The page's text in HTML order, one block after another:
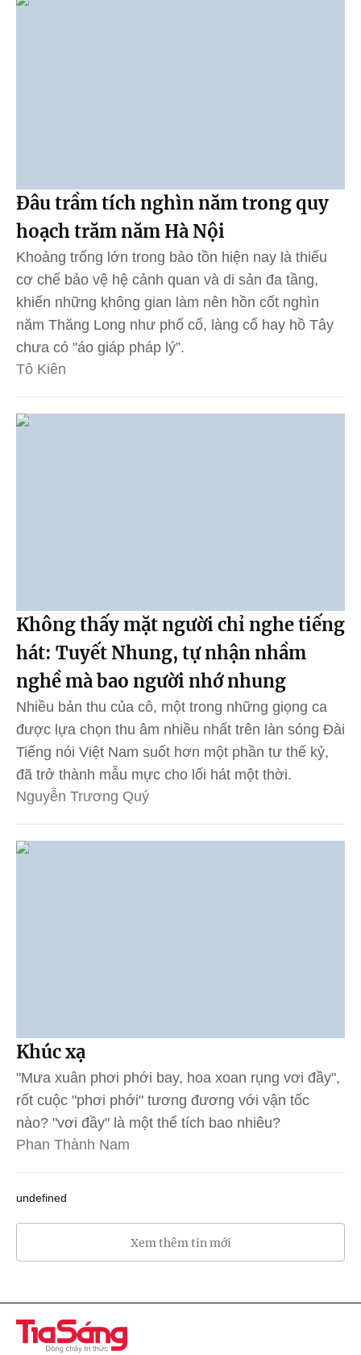
Đâu trầm tích nghìn năm trong quy
hoạch trăm năm Hà Nội
Khoảng trống lớn trong bảo tồn hiện nay là thiếu
cơ chế bảo vệ hệ cảnh quan và di sản đa tầng,
khiến những không gian làm nên hồn cốt nghìn
năm Thăng Long như phố cổ, làng cổ hay hồ Tây
chưa có "áo giáp pháp lý”.
Tô Kiên
Không thấy mặt người chỉ nghe tiếng
hát: Tuyết Nhung, tự nhận nhầm
nghề mà bao người nhớ nhung
Nhiều bản thu của cô, một trong những giọng ca
được lựa chọn thu âm nhiều nhất trên làn sóng Đài
Tiếng nói Việt Nam suốt hơn một phần tư thế kỷ,
đã trở thành mẫu mực cho lối hát một thời.
Nguyễn Trương Quý
Khúc xạ
"Mưa xuân phơi phới bay, hoa xoan rụng vơi đầy",
rốt cuộc "phơi phới" tương đương với vận tốc
nào? "vơi đầy" là một thể tích bao nhiêu?
Phan Thành Nam
undefined
Xem thêm tin mới